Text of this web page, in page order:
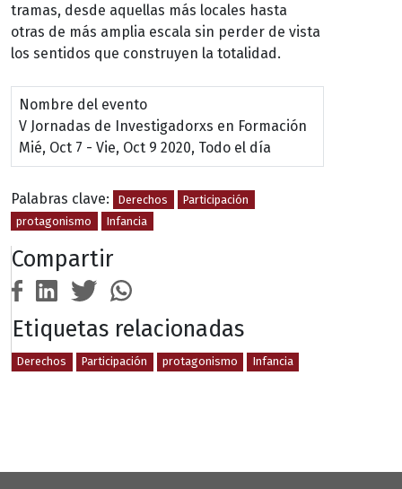
tramas, desde aquellas más locales hasta
otras de más amplia escala sin perder de vista
los sentidos que construyen la totalidad.
Nombre del evento
V Jornadas de Investigadorxs en Formación
Mié, Oct 7 - Vie, Oct 9 2020, Todo el día
Palabras clave: Derechos
Participación
protagonismo
Infancia
Compartir
Etiquetas relacionadas
Derechos Participación protagonismo Infancia